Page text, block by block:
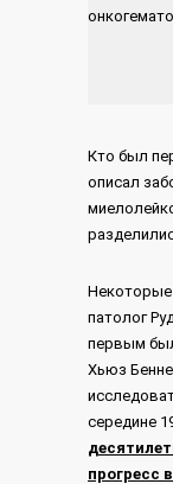
Кто был
описал
Некоторые
патолог
первым
Хьюз
середине
прогресс